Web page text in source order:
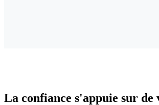
La confiance s'appuie sur de